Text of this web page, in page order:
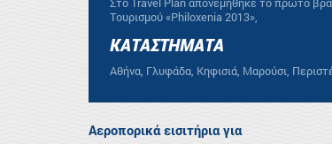
Τουρισμού «Philoxenia 2013»,
ΚΑΤΑΣΤΗΜΑΤΑ
Αθήνα, Γλυφάδα, Κηφισιά, Μαρούσι,
Αεροπορικά εισιτήρια για